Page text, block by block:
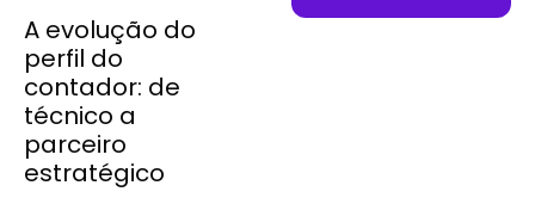
A evolução do
perfil do
contador: de
técnico a
parceiro
estratégico